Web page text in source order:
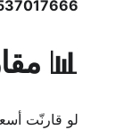
📊
لو قارنّت